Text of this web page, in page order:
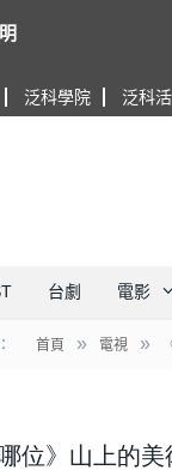
泛科學院 泛科
台劇 電影
首頁 » 電視 »
哪位》山上的